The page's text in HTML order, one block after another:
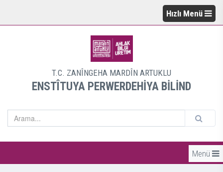
Hızlı Menü
T.C. ZANÎNGEHA MARDÎN ARTUKLU
ENSTÎTUYA PERWERDEHİYA BİLİND
Menü